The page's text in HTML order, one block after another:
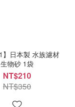
】日本製 水族濾材
生物砂 1袋
NT$210
NT$350